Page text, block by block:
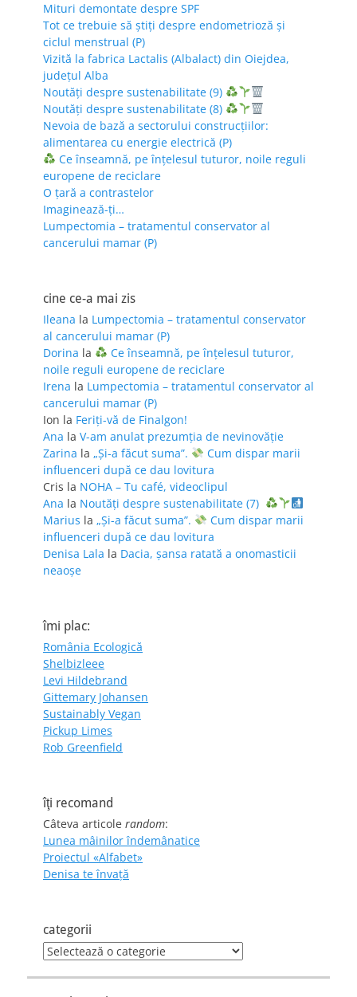
Mituri demontate despre SPF
Tot ce trebuie să știți despre endometrioză și
ciclul menstrual (P)
Vizită la fabrica Lactalis (Albalact) din Oiejdea,
județul Alba
Noutăți despre sustenabilitate (9)
Noutăți despre sustenabilitate (8)
Nevoia de bază a sectorului construcțiilor:
alimentarea cu energie electrică (P)
Ce înseamnă, pe înțelesul tuturor, noile reguli
europene de reciclare
O țară a contrastelor
Imaginează-ți…
Lumpectomia – tratamentul conservator al
cancerului mamar (P)
cine ce-a mai zis
Ileana la Lumpectomia – tratamentul conservator
al cancerului mamar (P)
Dorina la
Ce înseamnă, pe înțelesul tuturor,
noile reguli europene de reciclare
Irena la Lumpectomia – tratamentul conservator al
cancerului mamar (P)
Ion la Feriţi-vă de Finalgon!
Ana la V-am anulat prezumția de nevinovăție
Zarina la „Și-a făcut suma”.
Cum dispar marii
influenceri după ce dau lovitura
Cris la NOHA – Tu café, videoclipul
Ana la Noutăți despre sustenabilitate (7)
Marius la „Și-a făcut suma”.
Cum dispar marii
influenceri după ce dau lovitura
Denisa Lala la Dacia, șansa ratată a onomasticii
neaoșe
îmi plac:
România Ecologică
Shelbizleee
Levi Hildebrand
Gittemary Johansen
Sustainably Vegan
Pickup Limes
Rob Greenfield
îţi recomand
Câteva articole random:
Lunea mâinilor îndemânatice
Proiectul «Alfabet»
Denisa te învaţă
categorii
categorii